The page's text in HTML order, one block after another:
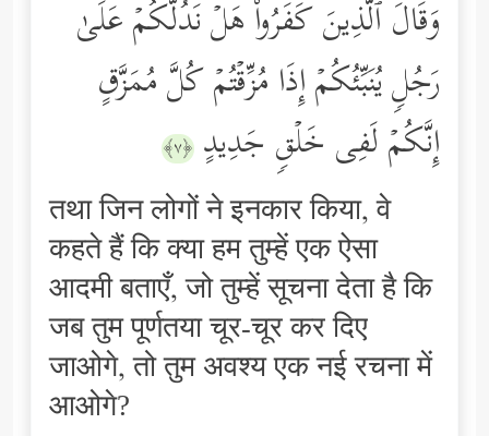
وَقَالَ ٱلَّذِینَ كَفَرُواْ هَلۡ نَدُلُّكُمۡ عَلَىٰ
رَجُلࣲ یُنَبِّئُكُمۡ إِذَا مُزِّقۡتُمۡ كُلَّ مُمَزَّقٍ
إِنَّكُمۡ لَفِی خَلۡقࣲ جَدِیدٍ ﴿٧﴾
तथा जिन लोगों ने इनकार किया, वे
कहते हैं कि क्या हम तुम्हें एक ऐसा
आदमी बताएँ, जो तुम्हें सूचना देता है कि
जब तुम पूर्णतया चूर-चूर कर दिए
जाओगे, तो तुम अवश्य एक नई रचना में
आओगे?